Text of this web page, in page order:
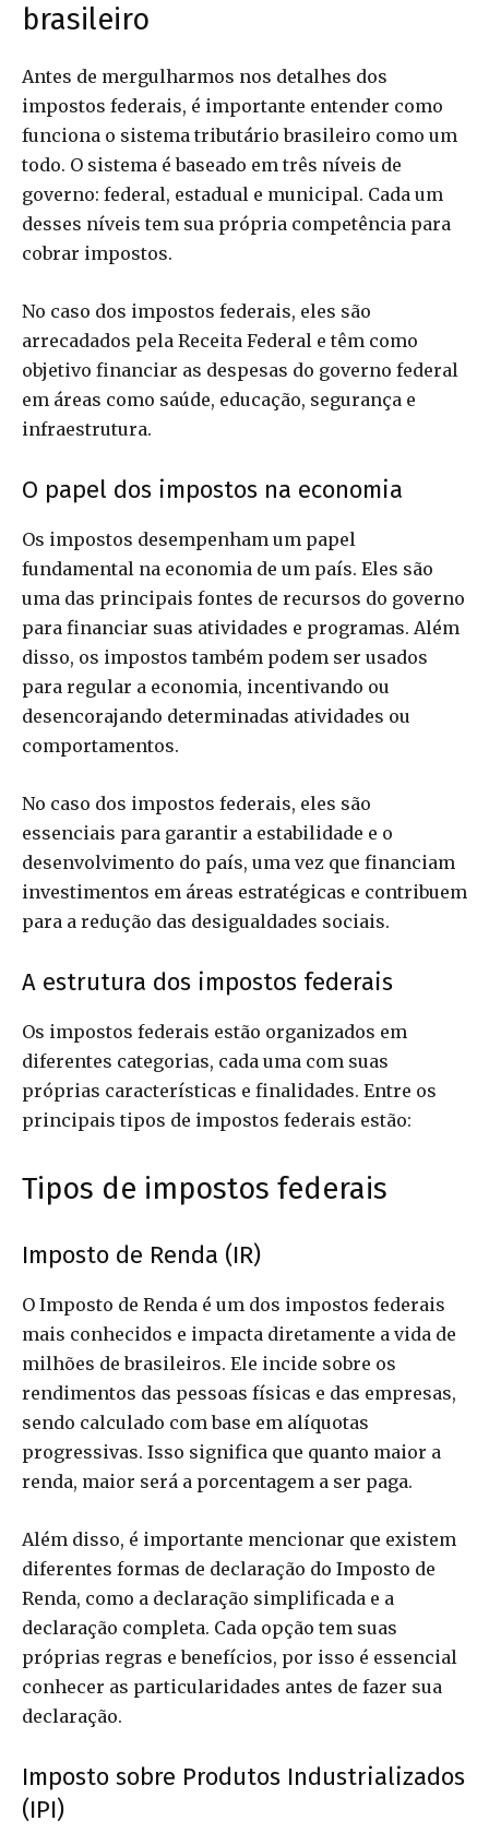
brasileiro
Antes de mergulharmos nos detalhes dos
impostos federais, é importante entender como
funciona o sistema tributário brasileiro como um
todo. O sistema é baseado em três níveis de
governo: federal, estadual e municipal. Cada um
desses níveis tem sua própria competência para
cobrar impostos.
No caso dos impostos federais, eles são
arrecadados pela Receita Federal e têm como
objetivo financiar as despesas do governo federal
em áreas como saúde, educação, segurança e
infraestrutura.
O papel dos impostos na economia
Os impostos desempenham um papel
fundamental na economia de um país. Eles são
uma das principais fontes de recursos do governo
para financiar suas atividades e programas. Além
disso, os impostos também podem ser usados
para regular a economia, incentivando ou
desencorajando determinadas atividades ou
comportamentos.
No caso dos impostos federais, eles são
essenciais para garantir a estabilidade e o
desenvolvimento do país, uma vez que financiam
investimentos em áreas estratégicas e contribuem
para a redução das desigualdades sociais.
A estrutura dos impostos federais
Os impostos federais estão organizados em
diferentes categorias, cada uma com suas
próprias características e finalidades. Entre os
principais tipos de impostos federais estão:
Tipos de impostos federais
Imposto de Renda (IR)
O Imposto de Renda é um dos impostos federais
mais conhecidos e impacta diretamente a vida de
milhões de brasileiros. Ele incide sobre os
rendimentos das pessoas físicas e das empresas,
sendo calculado com base em alíquotas
progressivas. Isso significa que quanto maior a
renda, maior será a porcentagem a ser paga.
Além disso, é importante mencionar que existem
diferentes formas de declaração do Imposto de
Renda, como a declaração simplificada e a
declaração completa. Cada opção tem suas
próprias regras e benefícios, por isso é essencial
conhecer as particularidades antes de fazer sua
declaração.
Imposto sobre Produtos Industrializados
(IPI)